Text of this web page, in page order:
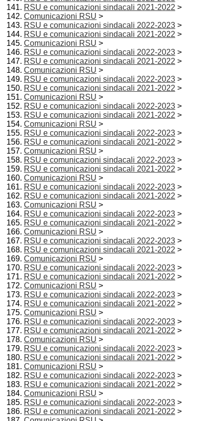
RSU e comunicazioni sindacali 2021-2022 >
Comunicazioni RSU >
RSU e comunicazioni sindacali 2022-2023 >
RSU e comunicazioni sindacali 2021-2022 >
Comunicazioni RSU >
RSU e comunicazioni sindacali 2022-2023 >
RSU e comunicazioni sindacali 2021-2022 >
Comunicazioni RSU >
RSU e comunicazioni sindacali 2022-2023 >
RSU e comunicazioni sindacali 2021-2022 >
Comunicazioni RSU >
RSU e comunicazioni sindacali 2022-2023 >
RSU e comunicazioni sindacali 2021-2022 >
Comunicazioni RSU >
RSU e comunicazioni sindacali 2022-2023 >
RSU e comunicazioni sindacali 2021-2022 >
Comunicazioni RSU >
RSU e comunicazioni sindacali 2022-2023 >
RSU e comunicazioni sindacali 2021-2022 >
Comunicazioni RSU >
RSU e comunicazioni sindacali 2022-2023 >
RSU e comunicazioni sindacali 2021-2022 >
Comunicazioni RSU >
RSU e comunicazioni sindacali 2022-2023 >
RSU e comunicazioni sindacali 2021-2022 >
Comunicazioni RSU >
RSU e comunicazioni sindacali 2022-2023 >
RSU e comunicazioni sindacali 2021-2022 >
Comunicazioni RSU >
RSU e comunicazioni sindacali 2022-2023 >
RSU e comunicazioni sindacali 2021-2022 >
Comunicazioni RSU >
RSU e comunicazioni sindacali 2022-2023 >
RSU e comunicazioni sindacali 2021-2022 >
Comunicazioni RSU >
RSU e comunicazioni sindacali 2022-2023 >
RSU e comunicazioni sindacali 2021-2022 >
Comunicazioni RSU >
RSU e comunicazioni sindacali 2022-2023 >
RSU e comunicazioni sindacali 2021-2022 >
Comunicazioni RSU >
RSU e comunicazioni sindacali 2022-2023 >
RSU e comunicazioni sindacali 2021-2022 >
Comunicazioni RSU >
RSU e comunicazioni sindacali 2022-2023 >
RSU e comunicazioni sindacali 2021-2022 >